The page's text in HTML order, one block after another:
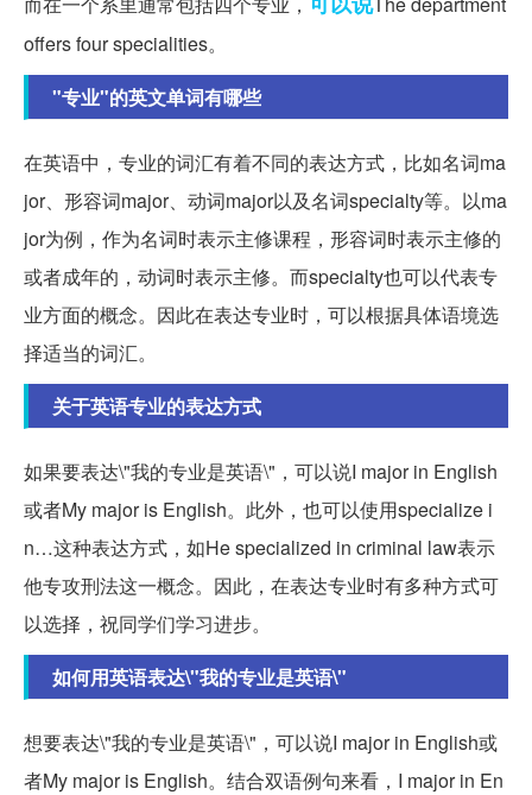
offers four specialities。
"专业"的英文单词有哪些
在英语中，专业的词汇有着不同的表达方式，比如名词ma
jor、形容词major、动词major以及名词specialty等。以ma
jor为例，作为名词时表示主修课程，形容词时表示主修的
或者成年的，动词时表示主修。而specialty也可以代表专
业方面的概念。因此在表达专业时，可以根据具体语境选
择适当的词汇。
关于英语专业的表达方式
如果要表达\"我的专业是英语\"，可以说I major in English
或者My major is English。此外，也可以使用specialize i
n…这种表达方式，如He specialized in criminal law表示
他专攻刑法这一概念。因此，在表达专业时有多种方式可
以选择，祝同学们学习进步。
如何用英语表达\"我的专业是英语\"
想要表达\"我的专业是英语\"，可以说I major in English或
者My major is English。结合双语例句来看，I major in En